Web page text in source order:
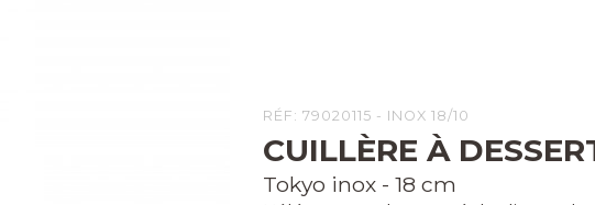
RÉF: 79020115 - INOX 18/10
CUILLÈRE À
Tokyo inox - 18 cm